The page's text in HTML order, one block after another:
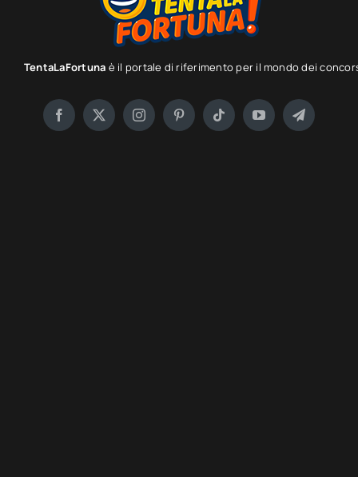
TentaLaFortuna è il portale di riferimento per il mondo dei